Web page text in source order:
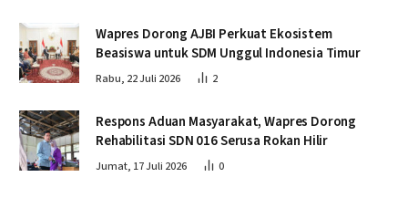
Wapres Dorong AJBI Perkuat Ekosistem
Beasiswa untuk SDM Unggul Indonesia Timur
Rabu, 22 Juli 2026 2
Respons Aduan Masyarakat, Wapres Dorong
Rehabilitasi SDN 016 Serusa Rokan Hilir
Jumat, 17 Juli 2026 0